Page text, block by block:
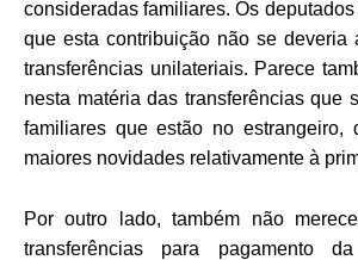
consideradas familiares. Os
que esta contribuição não se deveria
transferências unilateriais. Parece
nesta matéria das transferências que
familiares que estão no estrangeiro,
maiores novidades relativamente à
Por outro lado, também não
transferências para pagamento